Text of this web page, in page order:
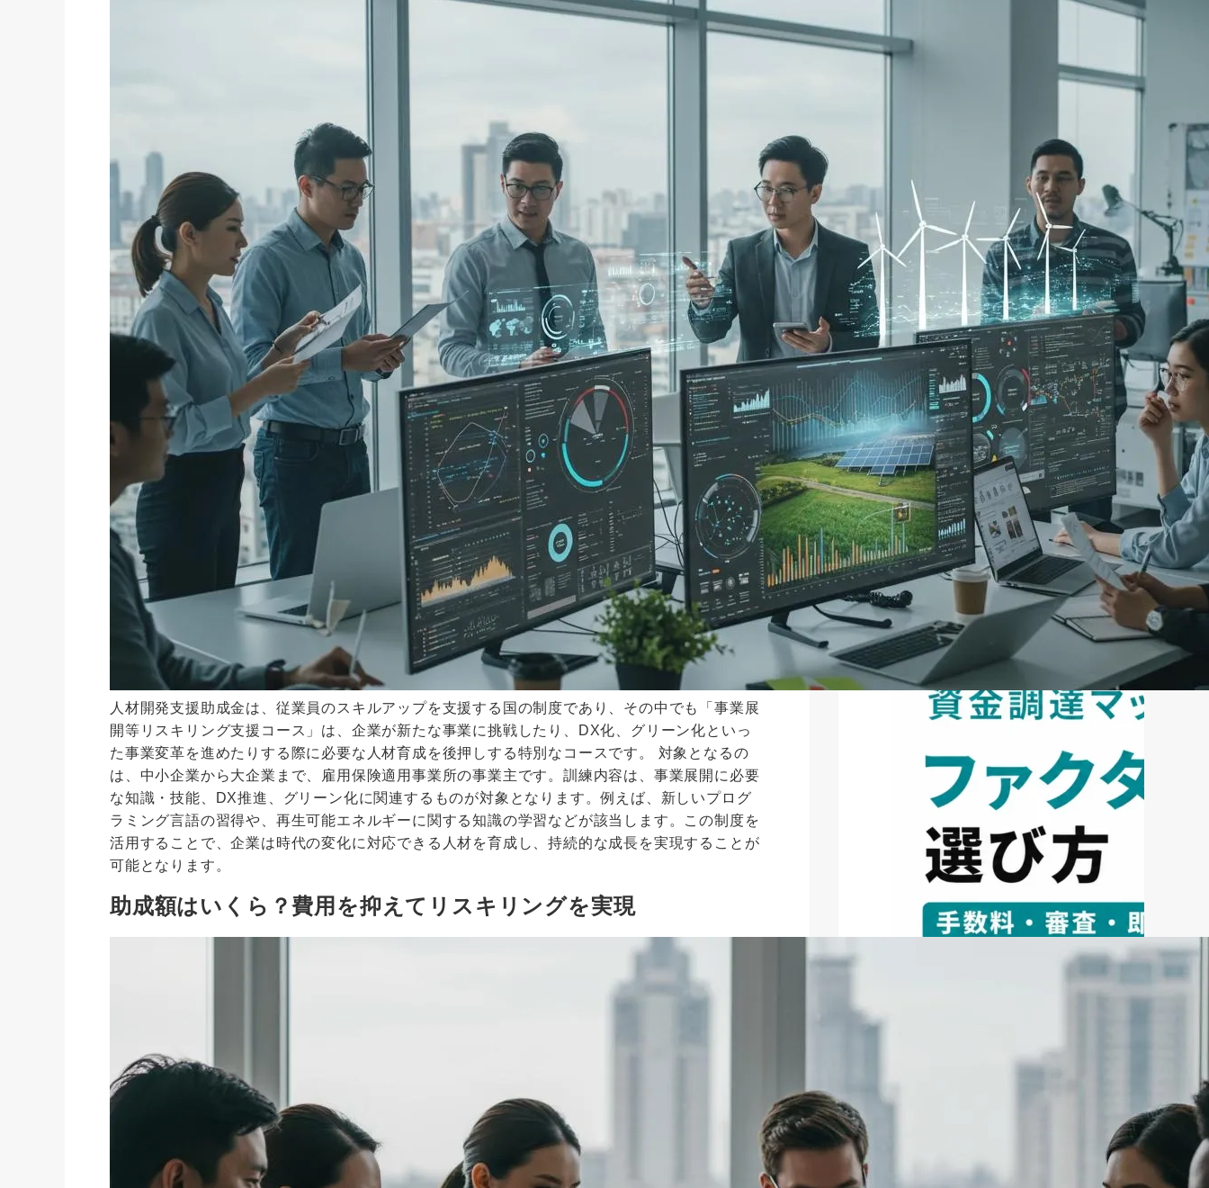
人材開発支援助成金は、従業員のスキルアップを支援する国の制度であり、その中でも「事業展
開等リスキリング支援コース」は、企業が新たな事業に挑戦したり、DX化、グリーン化といっ
た事業変革を進めたりする際に必要な人材育成を後押しする特別なコースです。 対象となるの
は、中小企業から大企業まで、雇用保険適用事業所の事業主です。訓練内容は、事業展開に必要
な知識・技能、DX推進、グリーン化に関連するものが対象となります。例えば、新しいプログ
ラミング言語の習得や、再生可能エネルギーに関する知識の学習などが該当します。この制度を
活用することで、企業は時代の変化に対応できる人材を育成し、持続的な成長を実現することが
可能となります。
助成額はいくら？費用を抑えてリスキリングを実現
ファクタリング
ファクタリングとは？仕組み・メ
ファクタリング
ペイトナーファクタリングの活用
法｜中小企業・個...
2026年8月5日
ファクタリング